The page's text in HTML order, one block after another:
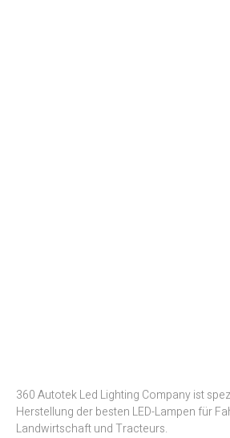
360 Autotek Led Lighting Company ist
Herstellung der besten LED-Lampen für
Landwirtschaft und Tracteurs.